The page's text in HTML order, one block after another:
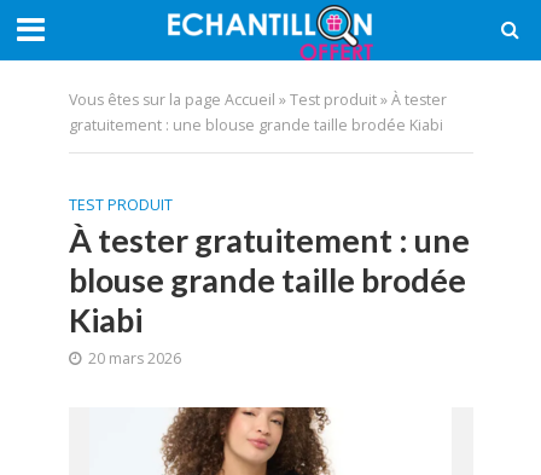
Vous êtes sur la page Accueil »Test produit»À tester
gratuitement : une blouse grande taille brodée Kiabi
TEST PRODUIT
À tester gratuitement : une
blouse grande taille brodée
Kiabi
20 mars 2026